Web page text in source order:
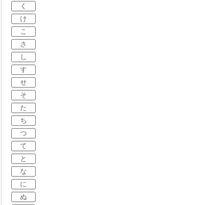
く
け
こ
さ
し
す
せ
そ
た
ち
つ
て
と
な
に
ぬ